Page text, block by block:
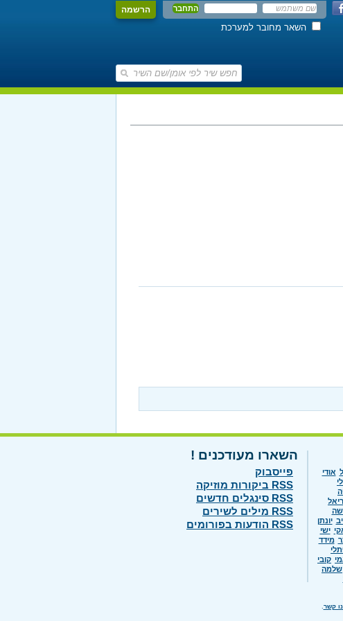
הרשמה
השאר מחובר למערכת
אודי
יונתן
ישי
מידד
קובי
שלמה
השארו מעודכנים !
פייסבוק
RSS ביקורות מוזיקה
RSS סינגלים חדשים
RSS מילים לשירים
RSS הודעות בפורומים
קשר.